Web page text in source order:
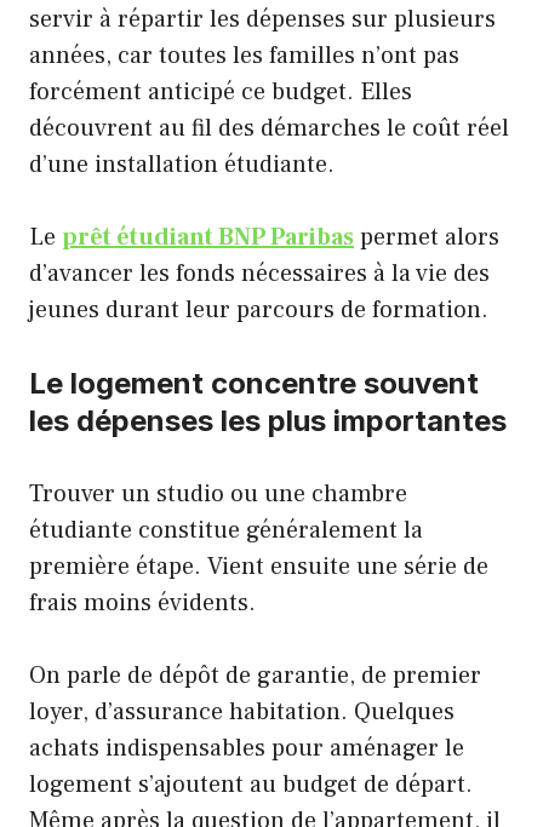
servir à répartir les dépenses sur plusieurs
années, car toutes les familles n’ont pas
forcément anticipé ce budget. Elles
découvrent au fil des démarches le coût réel
d’une installation étudiante.
Le prêt étudiant BNP Paribas permet alors
d’avancer les fonds nécessaires à la vie des
jeunes durant leur parcours de formation.
Le logement concentre souvent
les dépenses les plus importantes
Trouver un studio ou une chambre
étudiante constitue généralement la
première étape. Vient ensuite une série de
frais moins évidents.
On parle de dépôt de garantie, de premier
loyer, d’assurance habitation. Quelques
achats indispensables pour aménager le
logement s’ajoutent au budget de départ.
Même après la question de l’appartement, il